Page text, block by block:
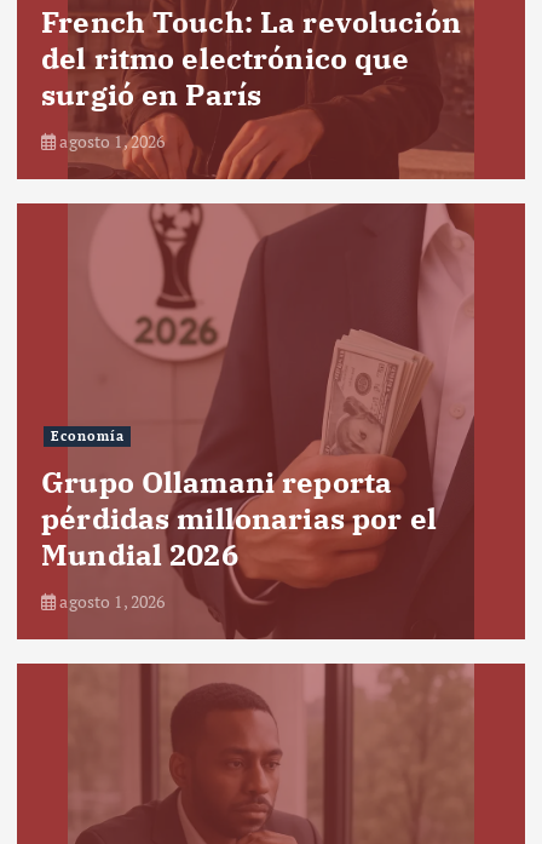
French Touch: La revolución
del ritmo electrónico que
surgió en París
agosto 1, 2026
Economía
Grupo Ollamani reporta
pérdidas millonarias por el
Mundial 2026
agosto 1, 2026